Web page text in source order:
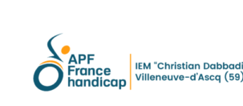
contenu